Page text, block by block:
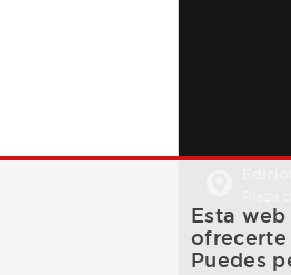
Esta
ofrecerte
Puedes